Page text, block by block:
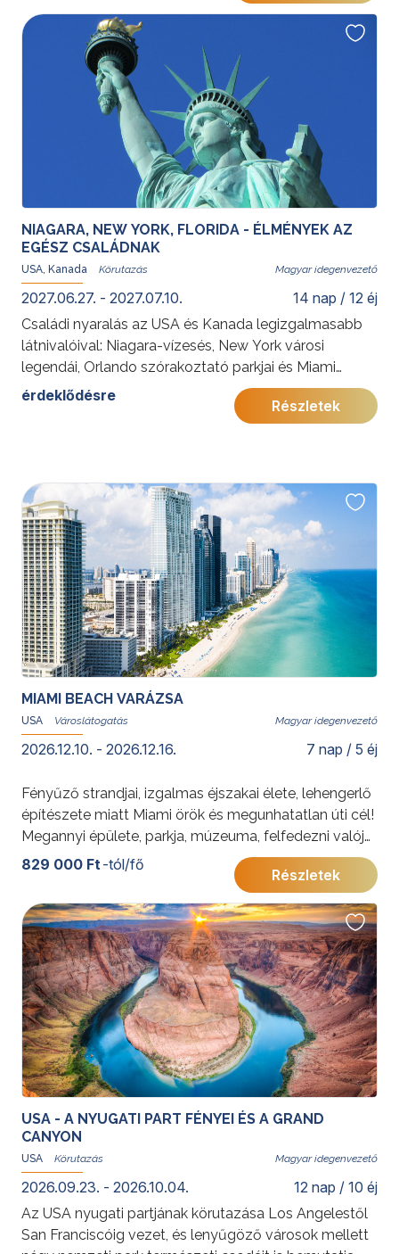
További érdekességekért az Amerikai Egyesült
Államokról kattintson
NIAGARA, NEW YORK, FLORIDA - ÉLMÉNYEK AZ
EGÉSZ CSALÁDNAK
USA, Kanada Magyar idegenvezető
2027.06.27. - 2027.07.10. 14 nap / 12 éj
Családi nyaralás az USA és Kanada legizgalmasabb
látnivalóival: Niagara-vízesés, New York városi
legendái, Orlando szórakoztató parkjai és Miami
napfényes strandjai felejthetetlen élményt nyújtanak
Előkészületben: 2027
érdeklődésre
Részletek
MIAMI BEACH VARÁZSA
USA Magyar idegenvezető
2026.12.10. - 2026.12.16. 7 nap / 5 éj
Fényűző strandjai, izgalmas éjszakai élete, lehengerlő
építészete miatt Miami örök és megunhatatlan úti cél!
Megannyi épülete, parkja, múzeuma, felfedezni valója
mellett egy percre sem lehet unatkozni. Csoportos
városlátogatásunk Miami varázsát igyekszik
megfejteni és a remekbe szabott art deco kulisszák
mögé bepillantani.
További érdekességekért az Amerikai Egyesült
Államokról kattintson ide.
829 000 Ft-tól/fő
Részletek
USA - A NYUGATI PART FÉNYEI ÉS A GRAND
CANYON
USA Magyar idegenvezető
2026.09.23. - 2026.10.04. 12 nap / 10 éj
Az USA nyugati partjának körutazása Los Angelestől
San Franciscóig vezet, és lenyűgöző városok mellett